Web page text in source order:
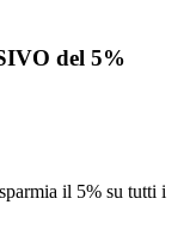
del 5%
il 5% su tutti i